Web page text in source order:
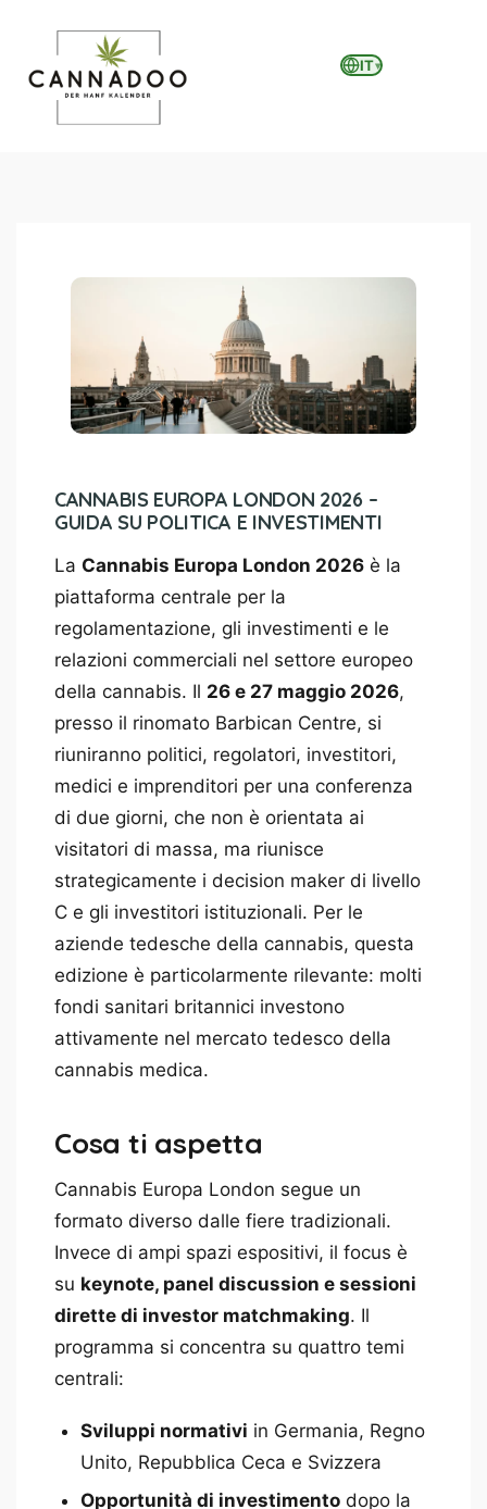
IT▾
CANNABIS EUROPA LONDON 2026 –
GUIDA SU POLITICA E INVESTIMENTI
La Cannabis Europa London 2026 è la
piattaforma centrale per la
regolamentazione, gli investimenti e le
relazioni commerciali nel settore europeo
della cannabis. Il 26 e 27 maggio 2026,
presso il rinomato Barbican Centre, si
riuniranno politici, regolatori, investitori,
medici e imprenditori per una conferenza
di due giorni, che non è orientata ai
visitatori di massa, ma riunisce
strategicamente i decision maker di livello
C e gli investitori istituzionali. Per le
aziende tedesche della cannabis, questa
edizione è particolarmente rilevante: molti
fondi sanitari britannici investono
attivamente nel mercato tedesco della
cannabis medica.
Cosa ti aspetta
Cannabis Europa London segue un
formato diverso dalle fiere tradizionali.
Invece di ampi spazi espositivi, il focus è
su keynote, panel discussion e sessioni
dirette di investor matchmaking. Il
programma si concentra su quattro temi
centrali:
Sviluppi normativi in Germania, Regno
Unito, Repubblica Ceca e Svizzera
Opportunità di investimentodopo la